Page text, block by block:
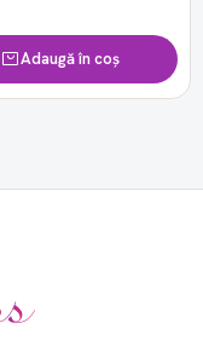
Adaugă în coș